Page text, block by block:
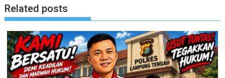
Related posts